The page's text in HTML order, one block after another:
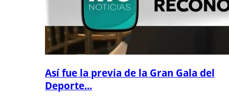
Así fue la previa de la Gran Gala del
Deporte...